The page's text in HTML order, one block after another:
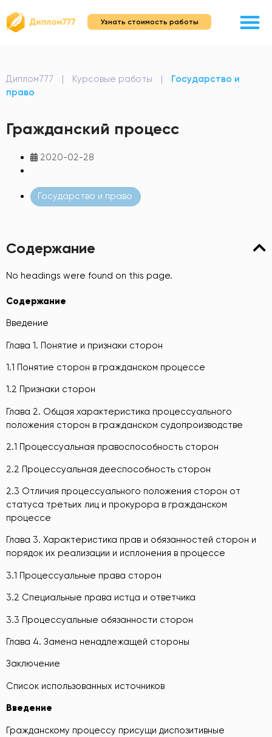
Узнать стоимость работы
Диплом777 | Курсовые работы |
Государство и
право
Гражданский процесс
2020-02-28
Государство и право
Содержание
No headings were found on this page.
Содержание
Введение
Глава 1. Понятие и признаки сторон
1.1 Понятие сторон в гражданском процессе
1.2 Признаки сторон
Глава 2. Общая характеристика процессуального
положения сторон в гражданском судопроизводстве
2.1 Процессуальная правоспособность сторон
2.2 Процессуальная дееспособность сторон
2.3 Отличия процессуального положения сторон от
статуса третьих лиц и прокурора в гражданском
процессе
Глава 3. Характеристика прав и обязанностей сторон и
порядок их реализации и исплонения в процессе
3.1 Процессуальные права сторон
3.2 Специальные права истца и ответчика
3.3 Процессуальные обязанности сторон
Глава 4. Замена ненадлежащей стороны
Заключение
Список использованных источников
Введение
Гражданскому процессу присущи диспозитивные